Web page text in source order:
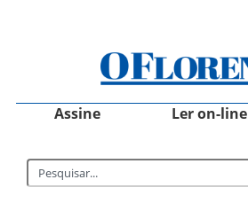
Assine Ler on-line